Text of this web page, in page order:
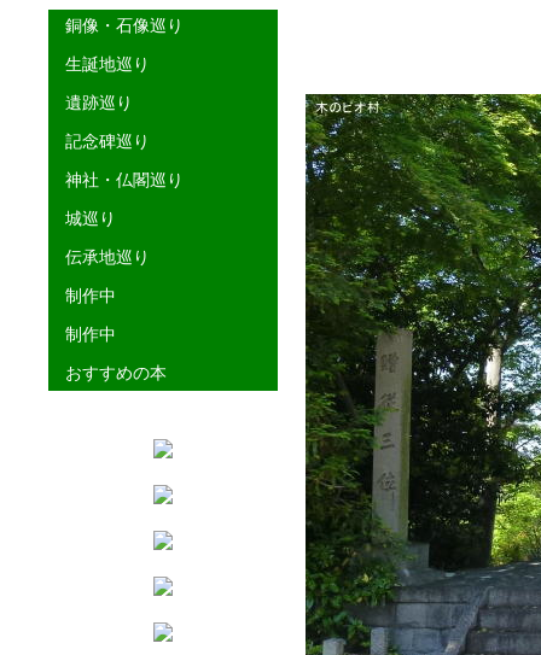
銅像・石像巡り
生誕地巡り
遺跡巡り
記念碑巡り
神社・仏閣巡り
城巡り
伝承地巡り
制作中
制作中
おすすめの本